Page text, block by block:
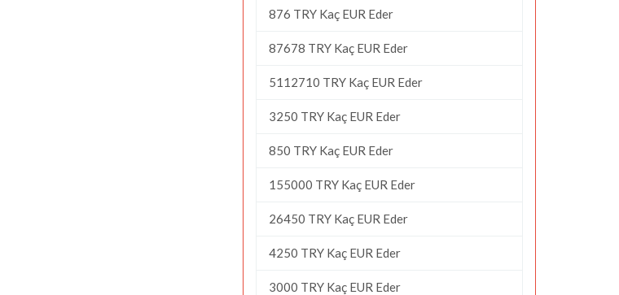
876 TRY Kaç EUR Eder
87678 TRY Kaç EUR Eder
5112710 TRY Kaç EUR Eder
3250 TRY Kaç EUR Eder
850 TRY Kaç EUR Eder
155000 TRY Kaç EUR Eder
26450 TRY Kaç EUR Eder
4250 TRY Kaç EUR Eder
3000 TRY Kaç EUR Eder